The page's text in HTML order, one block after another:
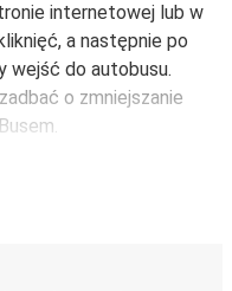
internetowej lub w
a następnie po
wejść do autobusu.
o zmniejszanie